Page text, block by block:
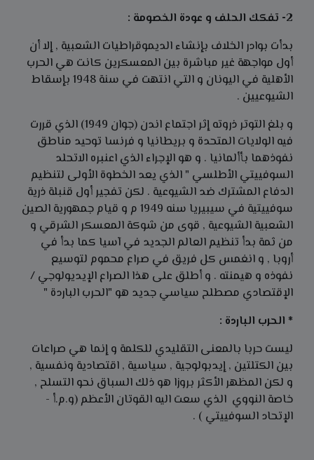
2- تفكك الحلف و عودة الخصومة :
بدأت بوادر الخلاف بإنشاء الديموقراطيات الشعبية , إلا أن
أول مواجهة غير مباشرة بين المعسكرين كانت هي الحرب
الأهلية في اليونان و التي انتهت في سنة 1948 بإسقاط
الشيوعيين .
و بلغ التوتر ذروته إثر اجتماع اندن (جوان 1949) الذي قررت
فيه الولايات المتحدة و بريطانيا و فرنسا توحيد مناطق
نفوذهما بأألمانيا . و هو الإجراء الذي اعنبره الاتحلد
السوفييتي الأطلسي " الذي يعد الخطوة الأولى لتنظيم
الدفاع المشترك ضد الشيوعية . لكن تفجير أول قنبلة ذرية
سوفييتية في سيبيريا سنه 1949 م و قيام جمهورية الصين
الشعبية الشيوعية , قوى من شوكة المعسكر الشرقي و
من ثمة بدأ تنظيم العالم الجديد في آسيا كما بدأ في
أروبا , و انغمس كل فريق في صراع محموم لتوسيع
نفوذه و هيمنته . و أطلق على هذا الصراع الإيديولوجي /
الإقتصادي مصطلح سياسي جديد هو "الحرب الباردة "
* الحرب الباردة :
ليست حربا بالمعنى التقليدي للكلمة و إنما هي صراعات
بين الكتلتين , إيدبولوجية , سياسية , اقتصادية ونفسية ,
و لكن المظهر الأكثر بروزا هو ذلك السباق نحو التسلح ,
خاصة النووي الذي سعت اليه القوتان الأعظم (و.م.أ -
الإتحاد السوفييتي ) .